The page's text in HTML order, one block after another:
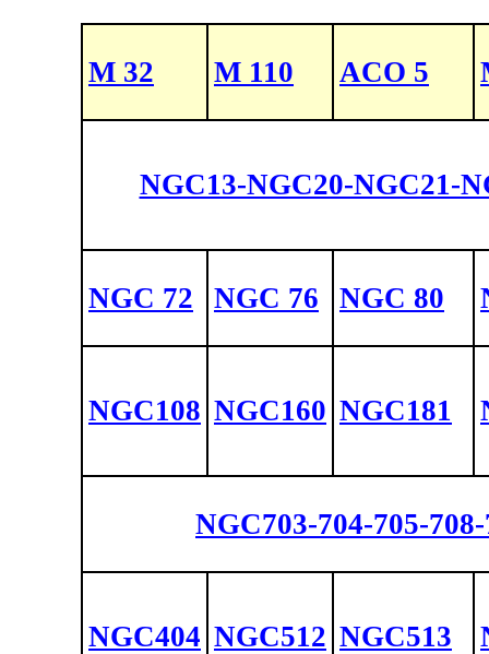
M 32 M 110 ACO 5
NGC13-NGC20-NGC21-
NGC 72 NGC 76 NGC 80
NGC108 NGC160 NGC181
NGC703-704-705-
NGC404 NGC512 NGC513